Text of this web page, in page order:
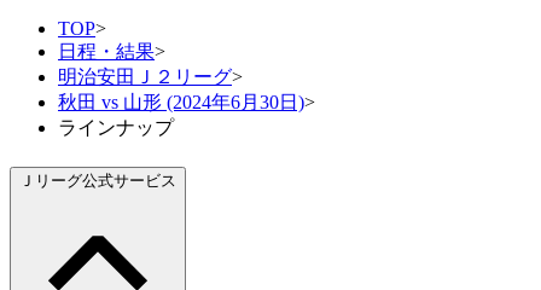
TOP>
日程・結果>
明治安田Ｊ２リーグ>
秋田 vs 山形 (2024年6月30日)>
ラインナップ
Ｊリーグ公式サービス